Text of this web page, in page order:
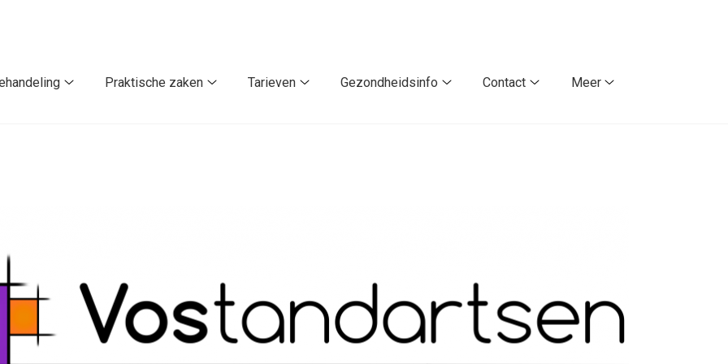
Praktische zaken
Tarieven
Gezondheidsinfo
Contact
Meer